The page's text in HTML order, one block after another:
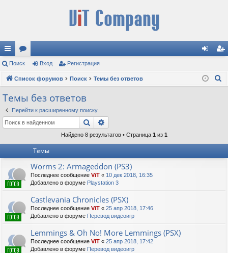
с
ы
лк
и
ор
ум д ис
Поиск Вход Регистрация
Список форумов Поиск Темы без ответов
Темы без ответов
Перейти к расширенному поиску
Поиск
Найдено 8 результатов • Страница 1 из 1
Темы
Worms 2: Armageddon (PS3)
Последнее сообщение ViT « 10 дек 2018, 16:35
Добавлено в форуме Playstation 3
Castlevania Chronicles (PSX)
Последнее сообщение ViT « 25 апр 2018, 17:46
Добавлено в форуме Перевод видеоигр
Lemmings & Oh No! More Lemmings (PSX)
Последнее сообщение ViT « 25 апр 2018, 17:42
Добавлено в форуме Перевод видеоигр